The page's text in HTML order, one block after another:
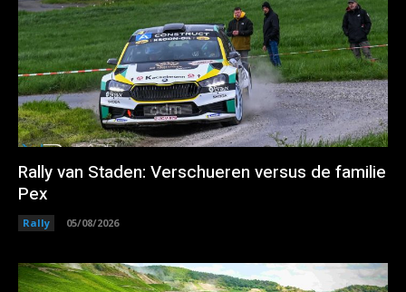
Rally van Staden: Verschueren versus de familie
Pex
Rally 05/08/2026